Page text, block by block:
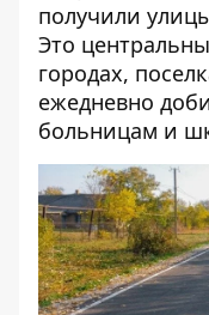
получили
Это
городах,
ежедневно
больницам и